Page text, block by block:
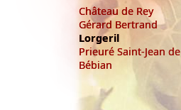
Château de Rey
Gérard Bertrand
Lorgeril
Prieuré Saint-Jean de
Bébian